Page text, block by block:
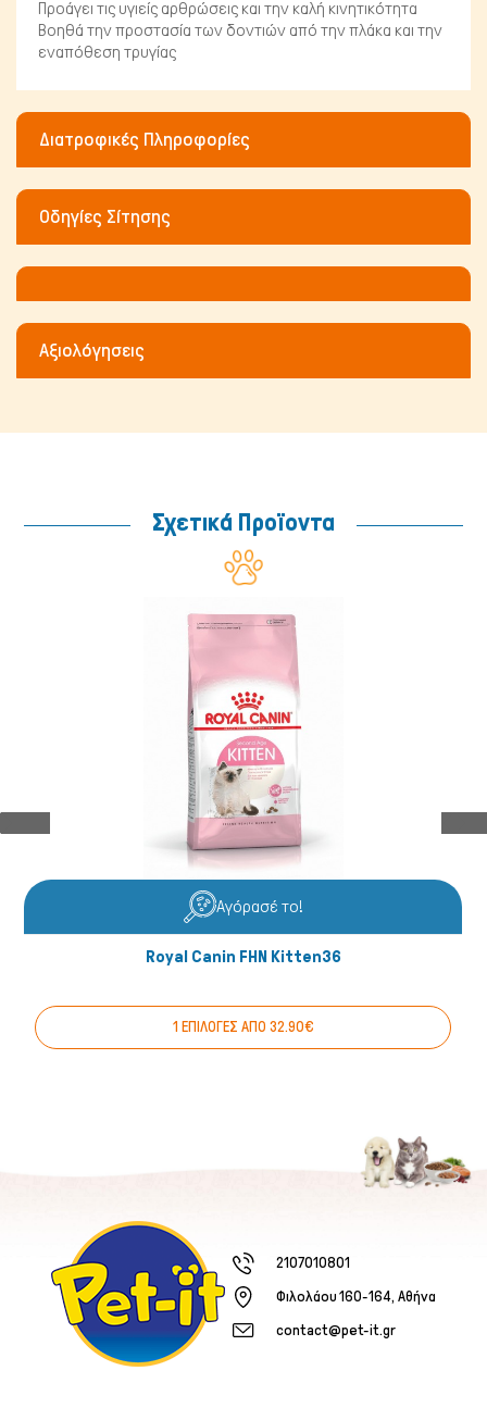
Μικρά ζώα
Ψάρια/Ερπετά
Προάγει τις υγιείς αρθρώσεις και την καλή κινητικότητα
Βοηθά την προστασία των δοντιών από την πλάκα και την
εναπόθεση τρυγίας
Διατροφικές Πληροφορίες
Οδηγίες Σίτησης
Αξιολόγησεις
Σχετικά Προϊοντα
Αγόρασέ το!
Royal Canin FHN Kitten36
1 ΕΠΙΛΟΓΕΣ ΑΠΟ 32.90€
2107010801
Φιλολάου 160-164, Αθήνα
contact@pet-it.gr